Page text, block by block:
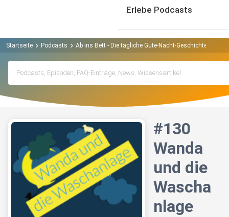
Erlebe Podcasts
Startseite Podcasts Ab ins Bett - Die tägliche Gute-Nacht-Geschichte
#130
Wanda
und die
Wascha
nlage